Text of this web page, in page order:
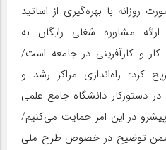
روزانه با بهره‌گیری از اساتید
مشاوره شغلی رایگان به
و کارآفرینی در جامعه است/
کرد: راه‌اندازی مراکز رشد و
در دستورکار دانشگاه جامع علمی
پیشرو در این امر حمایت می‌کنیم/
ضمن توضیح در خصوص طرح ملی